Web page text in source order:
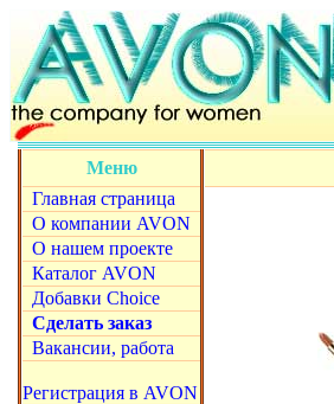
Меню
Главная страница
О компании AVON
О нашем проекте
Каталог AVON
Добавки Choice
Сделать заказ
Вакансии, работа
Регистрация в AVON